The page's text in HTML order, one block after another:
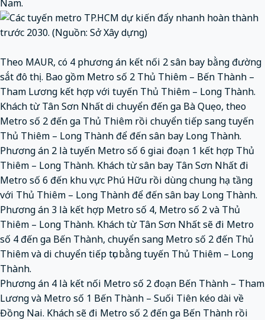
Nam.
Theo MAUR, có 4 phương án kết nối 2 sân bay bằng đường
sắt đô thị. Bao gồm Metro số 2 Thủ Thiêm – Bến Thành –
Tham Lương kết hợp với tuyến Thủ Thiêm – Long Thành.
Khách từ Tân Sơn Nhất di chuyển đến ga Bà Quẹo, theo
Metro số 2 đến ga Thủ Thiêm rồi chuyển tiếp sang tuyến
Thủ Thiêm – Long Thành để đến sân bay Long Thành.
Phương án 2 là tuyến Metro số 6 giai đoạn 1 kết hợp Thủ
Thiêm – Long Thành. Khách từ sân bay Tân Sơn Nhất đi
Metro số 6 đến khu vực Phú Hữu rồi dùng chung hạ tầng
với Thủ Thiêm – Long Thành để đến sân bay Long Thành.
Phương án 3 là kết hợp Metro số 4, Metro số 2 và Thủ
Thiêm – Long Thành. Khách từ Tân Sơn Nhất sẽ đi Metro
số 4 đến ga Bến Thành, chuyển sang Metro số 2 đến Thủ
Thiêm và di chuyển tiếp tục bằng tuyến Thủ Thiêm – Long
Thành.
Phương án 4 là kết nối Metro số 2 đoạn Bến Thành – Tham
Lương và Metro số 1 Bến Thành – Suối Tiên kéo dài về
Đồng Nai. Khách sẽ đi Metro số 2 đến ga Bến Thành rồi